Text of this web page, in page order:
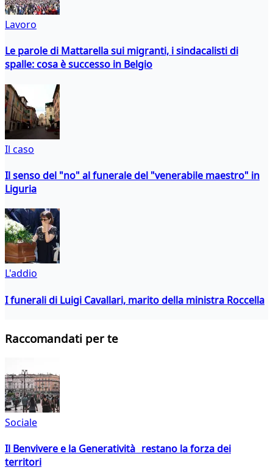
Lavoro
Le parole di Mattarella sui migranti, i sindacalisti di
spalle: cosa è successo in Belgio
Il caso
Il senso del "no" al funerale del "venerabile maestro" in
Liguria
L'addio
I funerali di Luigi Cavallari, marito della ministra Roccella
Raccomandati per te
Sociale
Il Benvivere e la Generatività restano la forza dei
territori